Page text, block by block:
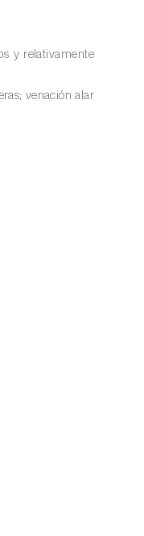
y relativamente
venación alar